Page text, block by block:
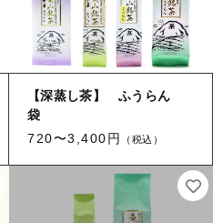
【深蒸し茶】 ふうらん
袋
720〜3,400円
（税込）